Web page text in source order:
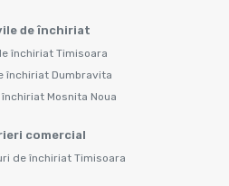
de închiriat
închiriat Timisoara
închiriat Dumbravita
Mosnita Noua
comercial
de închiriat Timisoara